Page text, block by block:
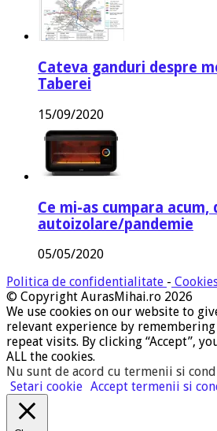
Cateva ganduri despre
Taberei
15/09/2020
Ce mi-as cumpara acum,
autoizolare/pandemie
05/05/2020
Politica de confidentialitate -
© Copyright AurasMihai.ro 2026
We use cookies on our website to
relevant experience by
repeat visits. By clicking “Accept”,
ALL the cookies.
Nu sunt de acord cu termenii si
Setari cookie Accept termenii si